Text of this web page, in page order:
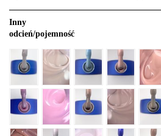
Inny
odcień/pojemność